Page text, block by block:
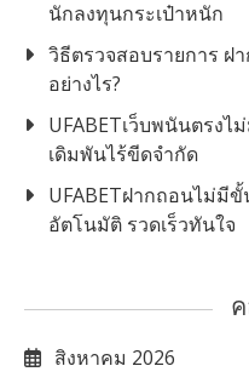
นักลงทุนกระเป๋าหนัก
วิธีตรวจสอบรายการ ฝ
อย่างไร?
UFABETเว็บพนันตรง
เดิมพันไร้ขีดจำกัด
UFABETฝากถอนไม่มี
อัตโนมัติ รวดเร็วทันใจ
สิงหาคม 2026